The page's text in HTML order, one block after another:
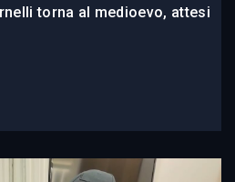
torna al medioevo, attesi